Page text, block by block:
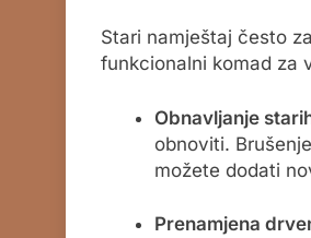
Stari namještaj često
funkcionalni komad za
Obnavljanje
obnoviti.
možete dodati
Prenamjena